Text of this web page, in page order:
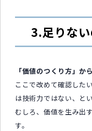
3.足りな
「価値のつくり方」か
ここで改めて確認した
は技術力ではない、と
むしろ、価値を生み出
す。